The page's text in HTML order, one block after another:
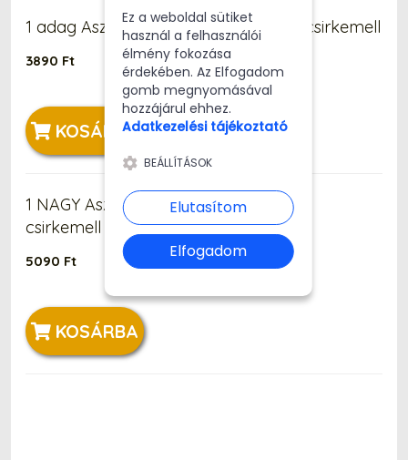
1 adag Aszalt szilvával töltött,rántott csirkemell
3890 Ft
KOSÁRBA
1 NAGY Aszalt szilvával töltött,rántott
csirkemell
5090 Ft
KOSÁRBA
Ez a weboldal sütiket
használ a felhasználói
élmény fokozása
érdekében. Az Elfogadom
gomb megnyomásával
hozzájárul ehhez.
Adatkezelési tájékoztató
BEÁLLÍTÁSOK
Elutasítom
Elfogadom